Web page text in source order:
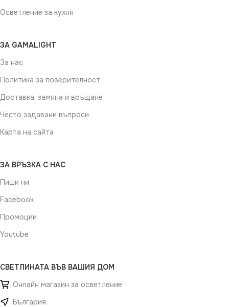
Осветление за кухня
ЗА GAMALIGHT
За нас
Политика за поверителност
Доставка, замяна и връщане
Често задавани въпроси
Карта на сайта
ЗА ВРЪЗКА С НАС
Пиши ни
Facebook
Промоции
Youtube
СВЕТЛИНАТА ВЪВ ВАШИЯ ДОМ
Онлайн магазин за осветление
България